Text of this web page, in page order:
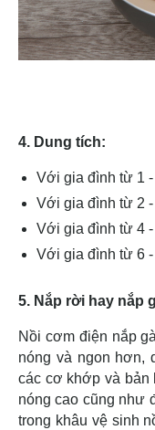
4. Dung tích:
Với gia đình từ 1
Với gia đình từ 2
Với gia đình từ 4
Với gia đình từ 6
5. Nắp rời hay nắp
Nồi cơm điện nắp
nóng và ngon hơn,
các cơ khớp và bản
nóng cao cũng như
trong khâu vệ sinh